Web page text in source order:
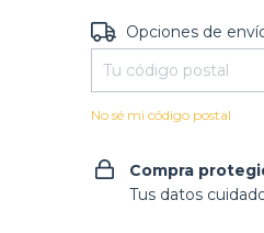
Entregas para el CP:
Opciones de
No sé mi código postal
Compra
Tus datos